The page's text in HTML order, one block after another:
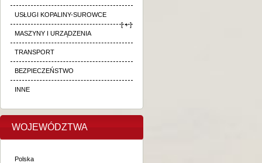
USŁUGI KOPALINY-SUROWCE
[ + ]
MASZYNY I URZĄDZENIA
TRANSPORT
BEZPIECZEŃSTWO
INNE
WOJEWÓDZTWA
Polska